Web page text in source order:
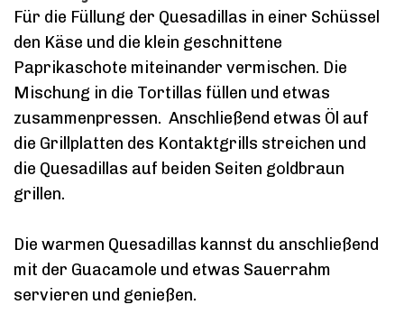
Für die Füllung der Quesadillas in einer Schüssel
den Käse und die klein geschnittene
Paprikaschote miteinander vermischen. Die
Mischung in die Tortillas füllen und etwas
zusammenpressen. Anschließend etwas Öl auf
die Grillplatten des Kontaktgrills streichen und
die Quesadillas auf beiden Seiten goldbraun
grillen.
Die warmen Quesadillas kannst du anschließend
mit der Guacamole und etwas Sauerrahm
servieren und genießen.